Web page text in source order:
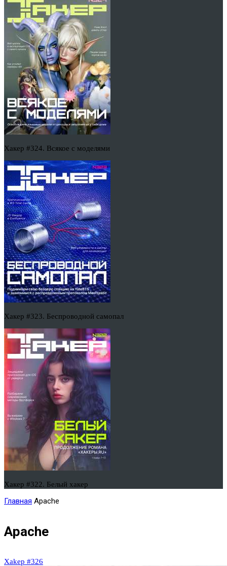
Хакер #324. Всякое с моделями
Хакер #323. Беспроводной самопал
Хакер #322. Белый хакер
Главная Apache
Apache
Xakep #326